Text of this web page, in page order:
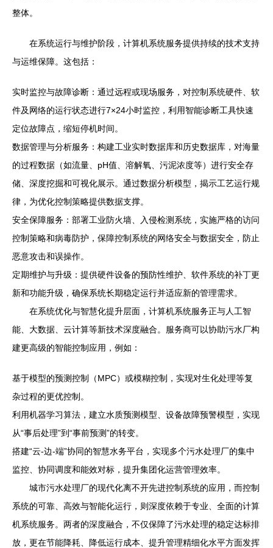
整体。
在系统运行与维护阶段，计算机系统服务提供持续的技术支持
与运维保障。这包括：
实时监控与故障诊断：通过远程或现场服务，对控制系统硬件、软
件及网络的运行状态进行7×24小时监控，利用智能诊断工具快速
定位故障点，缩短停机时间。
数据管理与分析服务：构建工业实时数据库和历史数据库，对海量
的过程数据（如流量、pH值、溶解氧、污泥浓度等）进行安全存
储、深度挖掘和可视化展示。通过数据分析模型，揭示工艺运行规
律，为优化控制策略提供数据支撑。
安全保障服务：部署工业防火墙、入侵检测系统，实施严格的访问
控制策略和病毒防护，保障控制系统的网络安全与数据安全，防止
恶意攻击和误操作。
定期维护与升级：提供硬件设备的预防性维护、软件系统的补丁更
新和功能升级，确保系统长期稳定运行并适应新的管理需求。
在系统优化与智慧化提升层面，计算机系统服务正与人工智
能、大数据、云计算等新技术深度融合。服务商可以协助污水厂构
建更高级的智能控制应用，例如：
基于模型的预测控制（MPC）或模糊控制，实现对生化处理等复
杂过程的更优控制。
利用机器学习算法，建立水质预测模型、设备故障预警模型，实现
从“事后处理”到“事前预测”的转变。
搭建“云-边-端”协同的智慧水务平台，实现多个污水处理厂的集中
监控、协同调度和能效对标，提升集团化运营管理效率。
城市污水处理厂的现代化离不开先进控制系统的应用，而控制
系统的可靠、高效与智能化运行，则深度依赖于专业、全面的计算
机系统服务。两者的深度融合，不仅保障了污水处理的稳定达标排
放，更在节能降耗、降低运行成本、提升管理精细化水平方面发挥